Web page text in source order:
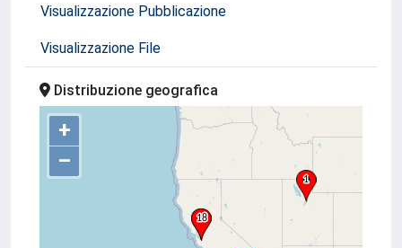
Visualizzazione Pubblicazione
Visualizzazione File
Distribuzione geografica
+
–